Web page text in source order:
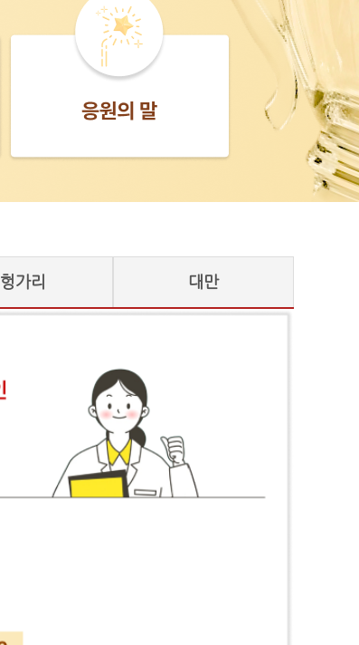
헝가리 대만